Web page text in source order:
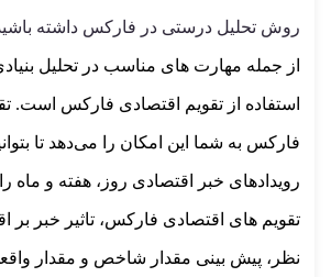
روش تحلیل درستی در فارکس داشته
از جمله مهارت های مناسب در تحلیل
استفاده از تقویم اقتصادی فارکس است.
فارکس به شما این امکان را می‌دهد تا
رویدادهای خبر اقتصادی روز، هفته و ماه
تقویم های اقتصادی فارکس، تاثیر خبر بر
نظر، پیش بینی مقدار شاخص و مقدار